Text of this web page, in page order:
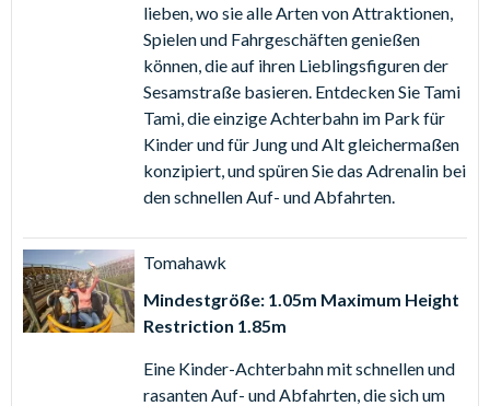
lieben, wo sie alle Arten von Attraktionen,
Spielen und Fahrgeschäften genießen
können, die auf ihren Lieblingsfiguren der
Sesamstraße basieren. Entdecken Sie Tami
Tami, die einzige Achterbahn im Park für
Kinder und für Jung und Alt gleichermaßen
konzipiert, und spüren Sie das Adrenalin bei
den schnellen Auf- und Abfahrten.
Tomahawk
Mindestgröße: 1.05m Maximum Height
Restriction 1.85m
Eine Kinder-Achterbahn mit schnellen und
rasanten Auf- und Abfahrten, die sich um